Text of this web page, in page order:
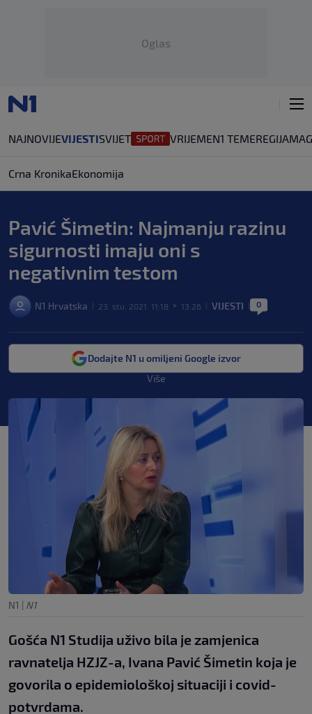
Oglas
NAJNOVIJEVIJESTISVIJET VRIJEMEN1 TEMEREGIJA
Crna KronikaEkonomija
Pavić Šimetin: Najmanju razinu
sigurnosti imaju oni s
negativnim testom
N1 Hrvatska 23. stu. 2021. 11:18 > 13:26 VIJESTI 0
Dodajte N1 u omiljeni Google izvor
Više
N1 | N1
Gošća N1 Studija uživo bila je zamjenica
ravnatelja HZJZ-a, Ivana Pavić Šimetin koja je
govorila o epidemiološkoj situaciji i covid-
potvrdama.